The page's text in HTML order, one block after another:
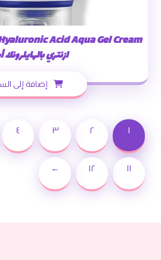
ازنتري
إضافة إلى
١ ٢ ٣ ٤
١١ ١٢ ←